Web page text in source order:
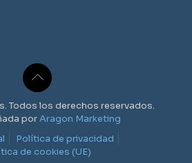
Todos los derechos reservados.
porAragon Marketing
Política de privacidad
de cookies (UE)